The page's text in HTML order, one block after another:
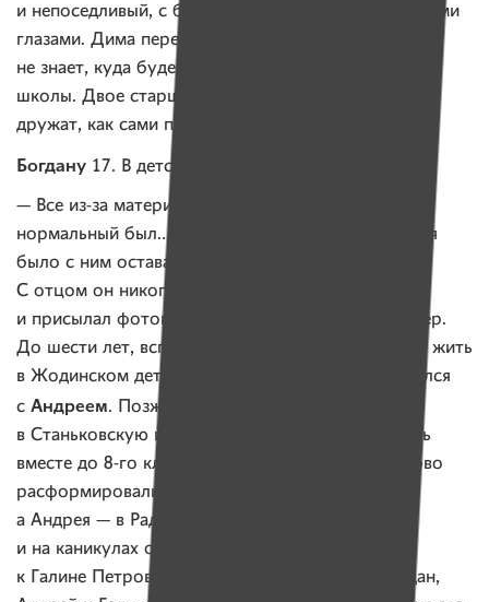
и непоседливый, с большими карими, почти черными
глазами. Дима перешел в девятый класс и еще
не знает, куда будет поступать после окончания
школы. Двое старших ребят — Богдан и Андрей —
дружат, как сами признаются, с пеленок.
Богдану 17. В детском доме он примерно с года.
— Все из-за матери, она пила. А папа
нормальный был… Но он инвалид, поэтому нельзя
было с ним оставаться, — рассказывает Богдан.
С отцом он никогда не виделся, но тот писал ему
и присылал фотографии. Пять лет назад папа умер.
До шести лет, вспоминает парень, ему пришлось жить
в Жодинском детском доме, там он и познакомился
с Андреем. Позже обоих мальчишек перевели
в Станьковскую школу-интернат, где они учились
вместе до 8-го класса. Когда интернат в Станьково
расформировали, Богдана направили в Грозово,
а Андрея — в Радошковичи. По выходным
и на каникулах они виделись, когда приезжали
к Галине Петровне в гости. Как признается Богдан,